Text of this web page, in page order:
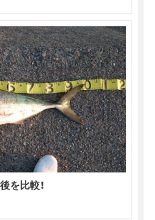
を比較！